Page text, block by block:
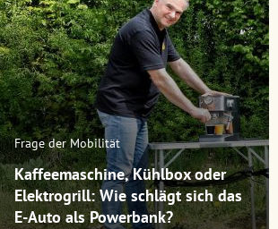
Frage der Mobilität
Kaffeemaschine, Kühlbox oder
Elektrogrill: Wie schlägt sich das
E-Auto als Powerbank?